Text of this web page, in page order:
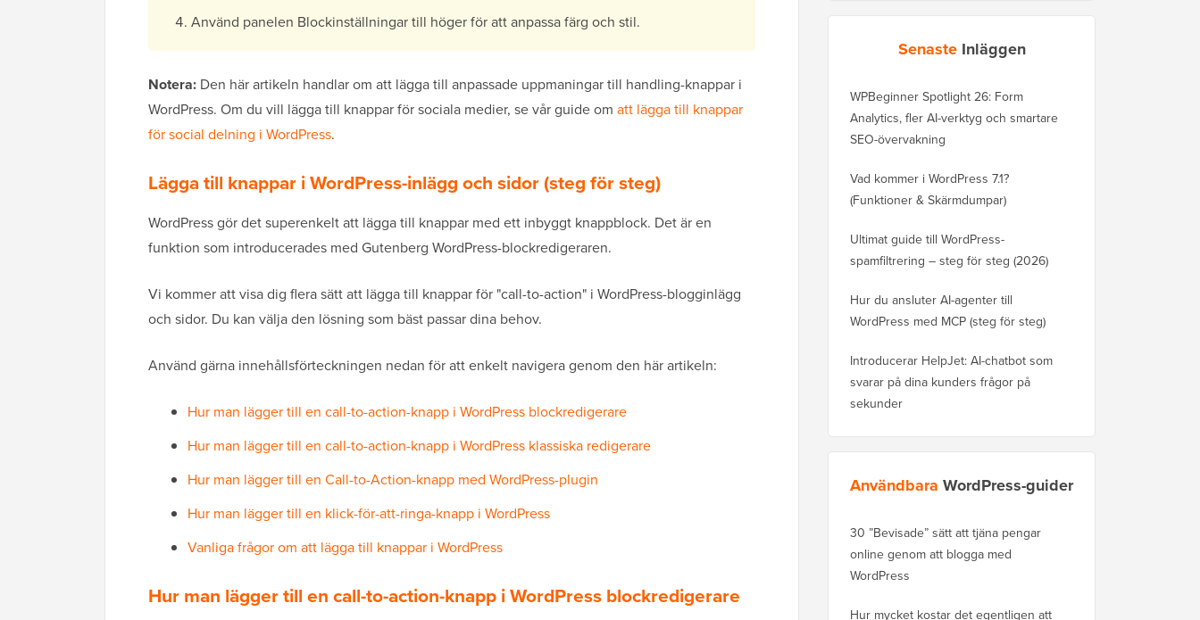
Använd panelen Blockinställningar till höger för att anpassa färg och stil.
Notera: Den här artikeln handlar om att lägga till anpassade uppmaningar till handling-knappar i
WordPress. Om du vill lägga till knappar för sociala medier, se vår guide om att lägga till knappar
för social delning i WordPress.
Lägga till knappar i WordPress-inlägg och sidor (steg för steg)
WordPress gör det superenkelt att lägga till knappar med ett inbyggt knappblock. Det är en
funktion som introducerades med Gutenberg WordPress-blockredigeraren.
Vi kommer att visa dig flera sätt att lägga till knappar för "call-to-action" i WordPress-blogginlägg
och sidor. Du kan välja den lösning som bäst passar dina behov.
Använd gärna innehållsförteckningen nedan för att enkelt navigera genom den här artikeln:
Hur man lägger till en call-to-action-knapp i WordPress blockredigerare
Hur man lägger till en call-to-action-knapp i WordPress klassiska redigerare
Hur man lägger till en Call-to-Action-knapp med WordPress-plugin
Hur man lägger till en klick-för-att-ringa-knapp i WordPress
Vanliga frågor om att lägga till knappar i WordPress
Hur man lägger till en call-to-action-knapp i WordPress blockredigerare
Senaste Inläggen
WPBeginner Spotlight 26: Form
Analytics, fler AI-verktyg och smartare
SEO-övervakning
Vad kommer i WordPress 7.1?
(Funktioner & Skärmdumpar)
Ultimat guide till WordPress-
spamfiltrering – steg för steg (2026)
Hur du ansluter AI-agenter till
WordPress med MCP (steg för steg)
Introducerar HelpJet: AI-chatbot som
svarar på dina kunders frågor på
sekunder
Användbara WordPress-guider
30 ”Bevisade” sätt att tjäna pengar
online genom att blogga med
WordPress
Hur mycket kostar det egentligen att